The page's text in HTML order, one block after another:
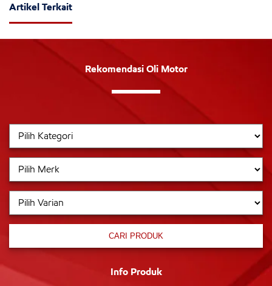
Artikel Terkait
Rekomendasi Oli Motor
CARI PRODUK
Info Produk